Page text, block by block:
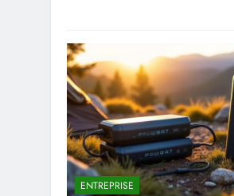
ENTREPRISE